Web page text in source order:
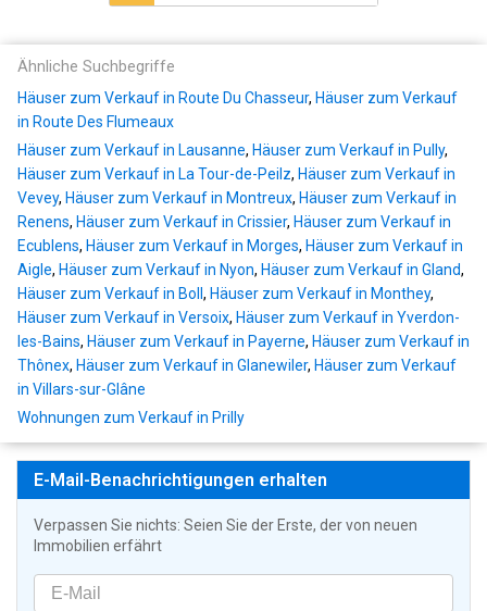
Ähnliche Suchbegriffe
Häuser zum Verkauf in Route Du Chasseur, Häuser zum Verkauf
in Route Des Flumeaux
Häuser zum Verkauf in Lausanne, Häuser zum Verkauf in Pully,
Häuser zum Verkauf in La Tour-de-Peilz, Häuser zum Verkauf in
Vevey, Häuser zum Verkauf in Montreux, Häuser zum Verkauf in
Renens, Häuser zum Verkauf in Crissier, Häuser zum Verkauf in
Ecublens, Häuser zum Verkauf in Morges, Häuser zum Verkauf in
Aigle, Häuser zum Verkauf in Nyon, Häuser zum Verkauf in Gland,
Häuser zum Verkauf in Boll , Häuser zum Verkauf in Monthey,
Häuser zum Verkauf in Versoix, Häuser zum Verkauf in Yverdon-
les-Bains, Häuser zum Verkauf in Payerne, Häuser zum Verkauf in
Thônex, Häuser zum Verkauf in Glanewiler, Häuser zum Verkauf
in Villars-sur-Glâne
Wohnungen zum Verkauf in Prilly
E-Mail-Benachrichtigungen erhalten
Verpassen Sie nichts: Seien Sie der Erste, der von neuen
Immobilien erfährt